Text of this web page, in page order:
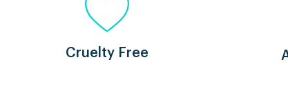
Cruelty Free